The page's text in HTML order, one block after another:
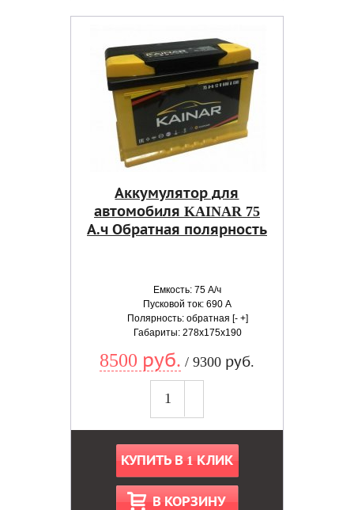
Аккумулятор для
автомобиля KAINAR 75
А.ч Обратная полярность
Емкость: 75 А/ч
Пусковой ток: 690 А
Полярность: обратная [- +]
Габариты: 278x175x190
8500 руб. / 9300 руб.
КУПИТЬ В 1 КЛИК
В КОРЗИНУ